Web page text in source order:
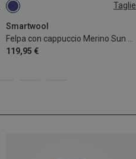
Taglie
Smartwool
119,95 €
S